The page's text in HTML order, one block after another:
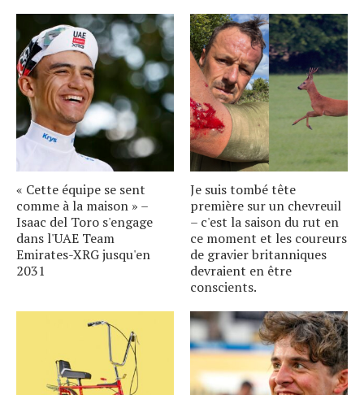
« Cette équipe se sent
comme à la maison » –
Isaac del Toro s'engage
dans l'UAE Team
Emirates-XRG jusqu'en
2031
Je suis tombé tête
première sur un chevreuil
– c'est la saison du rut en
ce moment et les coureurs
de gravier britanniques
devraient en être
conscients.